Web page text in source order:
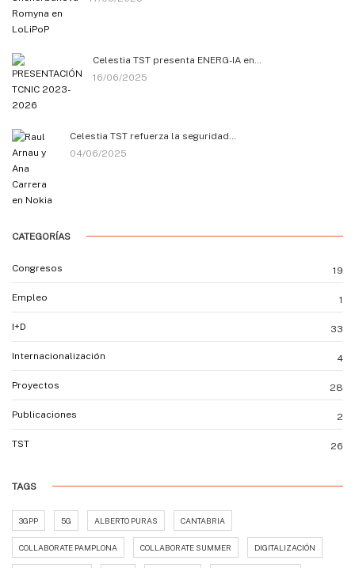
Celestia TST presenta ENERG-IA en…
16/06/2025
Celestia TST refuerza la seguridad…
04/06/2025
CATEGORÍAS
Congresos 19
Empleo 1
I+D 33
Internacionalización 4
Proyectos 28
Publicaciones 2
TST 26
TAGS
3GPP 5G ALBERTO PURAS CANTABRIA
COLLABORATE PAMPLONA COLLABORATE SUMMER DIGITALIZACIÓN